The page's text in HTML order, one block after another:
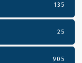
135
25
905